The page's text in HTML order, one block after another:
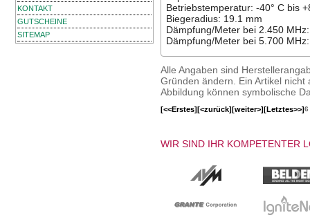
KONTAKT
GUTSCHEINE
SITEMAP
Betriebstemperatur: -40° C bis
Biegeradius: 19.1 mm
Dämpfung/Meter bei 2.450
Dämpfung/Meter bei 5.700
Alle Angaben sind
Gründen ändern. Ein Artikel
Abbildung können symbolische
[<<Erstes][<zurück][weiter>][Letztes>>]6
WIR SIND IHR KOMPETENTER